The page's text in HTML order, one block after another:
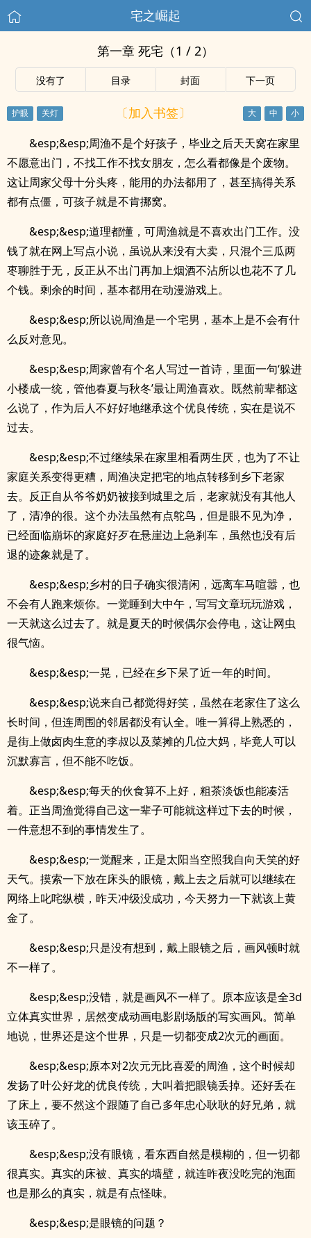
宅之崛起
第一章 死宅（1 / 2）
没有了 目录 封面 下一页
〔加入书签〕
&esp;&esp;周渔不是个好孩子，毕业之后天天窝在家里
不愿意出门，不找工作不找女朋友，怎么看都像是个废物。
这让周家父母十分头疼，能用的办法都用了，甚至搞得关系
都有点僵，可孩子就是不肯挪窝。
&esp;&esp;道理都懂，可周渔就是不喜欢出门工作。没
钱了就在网上写点小说，虽说从来没有大卖，只混个三瓜两
枣聊胜于无，反正从不出门再加上烟酒不沾所以也花不了几
个钱。剩余的时间，基本都用在动漫游戏上。
&esp;&esp;所以说周渔是一个宅男，基本上是不会有什
么反对意见。
&esp;&esp;周家曾有个名人写过一首诗，里面一句‘躲进
小楼成一统，管他春夏与秋冬’最让周渔喜欢。既然前辈都这
么说了，作为后人不好好地继承这个优良传统，实在是说不
过去。
&esp;&esp;不过继续呆在家里相看两生厌，也为了不让
家庭关系变得更糟，周渔决定把宅的地点转移到乡下老家
去。反正自从爷爷奶奶被接到城里之后，老家就没有其他人
了，清净的很。这个办法虽然有点鸵鸟，但是眼不见为净，
已经面临崩坏的家庭好歹在悬崖边上急刹车，虽然也没有后
退的迹象就是了。
&esp;&esp;乡村的日子确实很清闲，远离车马喧嚣，也
不会有人跑来烦你。一觉睡到大中午，写写文章玩玩游戏，
一天就这么过去了。就是夏天的时候偶尔会停电，这让网虫
很气恼。
&esp;&esp;一晃，已经在乡下呆了近一年的时间。
&esp;&esp;说来自己都觉得好笑，虽然在老家住了这么
长时间，但连周围的邻居都没有认全。唯一算得上熟悉的，
是街上做卤肉生意的李叔以及菜摊的几位大妈，毕竟人可以
沉默寡言，但不能不吃饭。
&esp;&esp;每天的伙食算不上好，粗茶淡饭也能凑活
着。正当周渔觉得自己这一辈子可能就这样过下去的时候，
一件意想不到的事情发生了。
&esp;&esp;一觉醒来，正是太阳当空照我自向天笑的好
天气。摸索一下放在床头的眼镜，戴上去之后就可以继续在
网络上叱咤纵横，昨天冲级没成功，今天努力一下就该上黄
金了。
&esp;&esp;只是没有想到，戴上眼镜之后，画风顿时就
不一样了。
&esp;&esp;没错，就是画风不一样了。原本应该是全3d
立体真实世界，居然变成动画电影剧场版的写实画风。简单
地说，世界还是这个世界，只是一切都变成2次元的画面。
&esp;&esp;原本对2次元无比喜爱的周渔，这个时候却
发扬了叶公好龙的优良传统，大叫着把眼镜丢掉。还好丢在
了床上，要不然这个跟随了自己多年忠心耿耿的好兄弟，就
该玉碎了。
&esp;&esp;没有眼镜，看东西自然是模糊的，但一切都
很真实。真实的床被、真实的墙壁，就连昨夜没吃完的泡面
也是那么的真实，就是有点怪味。
&esp;&esp;是眼镜的问题？